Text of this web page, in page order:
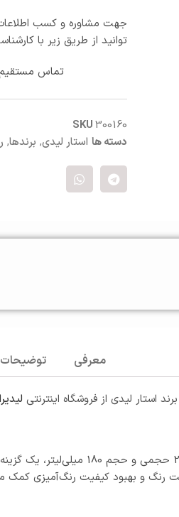
جهت مشاوره و کسب
توانید از طریق زیر با
تماس مستقیم با واحد
SKU300160
دسته ها استار لیدی, برندها,
معرفی
کرم اکسیدان 6% برند
رنگ و بهبود کیفیت رنگ‌آمیزی کمک